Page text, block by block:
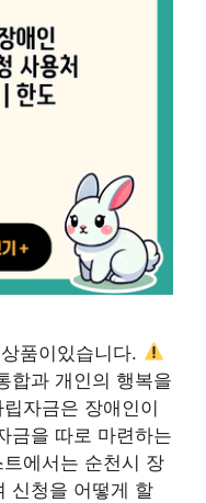
품이있습니다.
합과 개인의 행복을
자금은 장애인이
금을 따로 마련하는
에서는 순천시 장
신청을 어떻게 할